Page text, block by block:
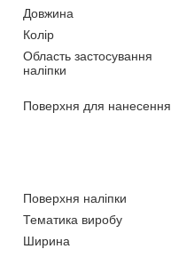
Довжина
Колір
Область застосування
наліпки
Поверхня для нанесення
Поверхня наліпки
Тематика виробу
Ширина